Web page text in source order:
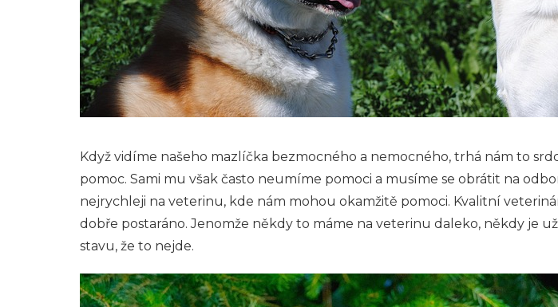
Když vidíme našeho mazlíčka bezmocného a nemocného, trhá nám to
pomoc. Sami mu však často neumíme pomoci a musíme se obrátit na
nejrychleji na veterinu, kde nám mohou okamžitě pomoci. Kvalitní
dobře postaráno. Jenomže někdy to máme na veterinu daleko, někdy je
stavu, že to nejde.